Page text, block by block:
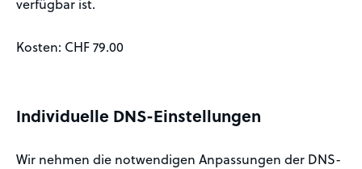
Kosten: CHF 79.00
Individuelle DNS-Einstellungen
Wir nehmen die notwendigen Anpassungen der DNS-